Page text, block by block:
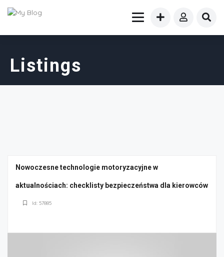
Listings
Nowoczesne technologie motoryzacyjne w
aktualnościach: checklisty bezpieczeństwa dla kierowców
Id: 57885